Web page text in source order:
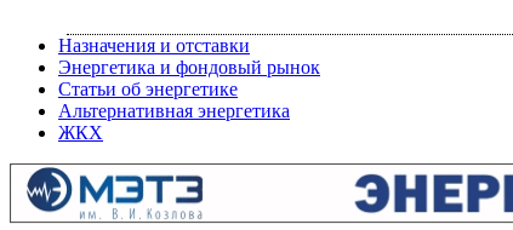
Назначения и отставки
Энергетика и фондовый рынок
Статьи об энергетике
Альтернативная энергетика
ЖКХ